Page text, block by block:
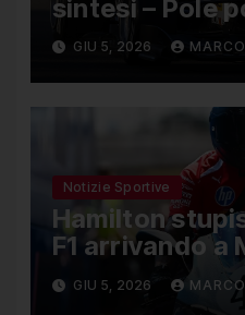
sintesi – Pole
Nael, Bruno
GIU 5, 2026
Notizie Sportive
Hamilton
F1 arrivando a
una Ducati in
GIU 5, 2026